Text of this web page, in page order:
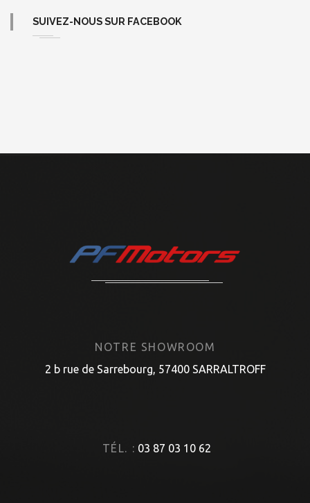
SUIVEZ-NOUS SUR FACEBOOK
NOTRE SHOWROOM
2 b rue de Sarrebourg, 57400 SARRALTROFF
TÉL. : 03 87 03 10 62